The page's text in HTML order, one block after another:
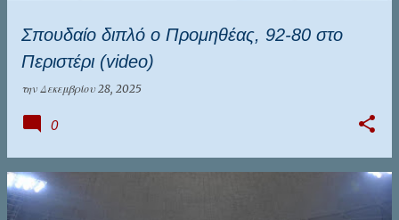
Σπουδαίο διπλό ο Προμηθέας, 92-80 στο
Περιστέρι (video)
την Δεκεμβρίου 28, 2025
0